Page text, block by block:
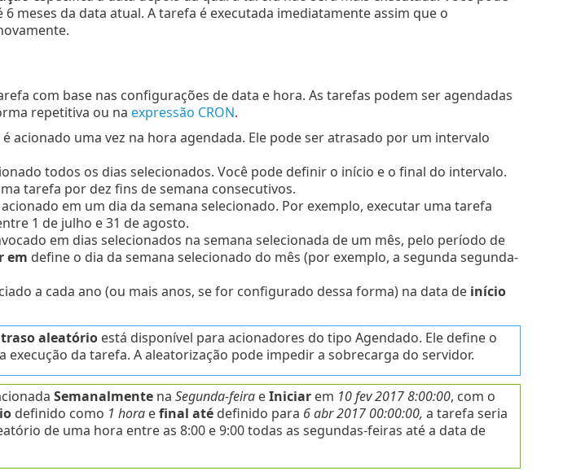
meses da data atual. A tarefa é executada imediatamente assim que o
com base nas configurações de data e hora. As tarefas podem ser agendadas
repetitiva ou na expressão CRON.
acionado uma vez na hora agendada. Ele pode ser atrasado por um intervalo
todos os dias selecionados. Você pode definir o início e o final do intervalo.
tarefa por dez fins de semana consecutivos.
em um dia da semana selecionado. Por exemplo, executar uma tarefa
1 de julho e 31 de agosto.
em dias selecionados na semana selecionada de um mês, pelo período de
em define o dia da semana selecionado do mês (por exemplo, a segunda segunda-
a cada ano (ou mais anos, se for configurado dessa forma) na data de início
aleatórioestá disponível para acionadores do tipo Agendado. Ele define o
execução da tarefa. A aleatorização pode impedir a sobrecarga do servidor.
Semanalmentena Segunda-feiraeIniciarem 10 fev 2017 8:00:00, com o
definido como 1 horaefinal atédefinido para 6 abr 2017 00:00:00, a tarefa seria
de uma hora entre as 8:00 e 9:00 todas as segundas-feiras até a data de